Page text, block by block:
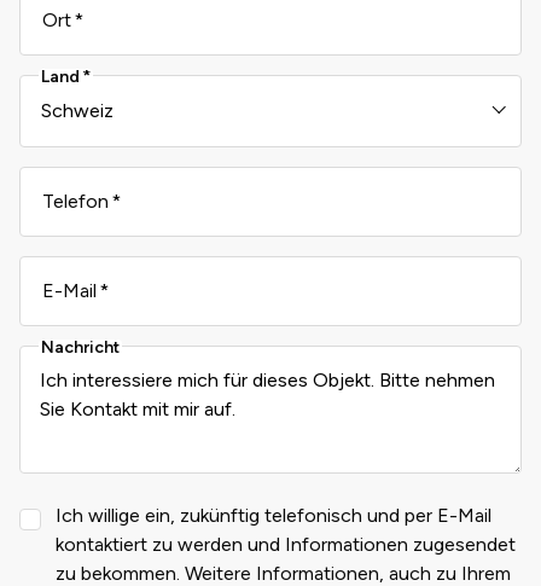
Ort
Land
Telefon
E-Mail
Nachricht
Ich willige ein, zukünftig telefonisch und per E-Mail
kontaktiert zu werden und Informationen zugesendet
zu bekommen. Weitere Informationen, auch zu Ihrem